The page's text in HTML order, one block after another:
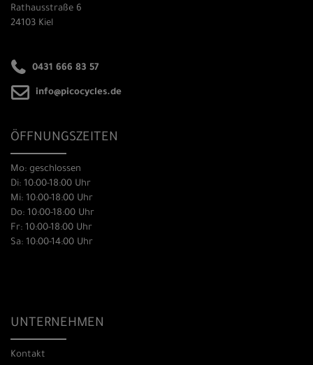
Rathausstraße 6
24103 Kiel
0431 666 83 57
info@picocycles.de
ÖFFNUNGSZEITEN
Mo: geschlossen
Di: 10:00-18:00 Uhr
Mi: 10:00-18:00 Uhr
Do: 10:00-18:00 Uhr
Fr: 10:00-18:00 Uhr
Sa: 10:00-14:00 Uhr
UNTERNEHMEN
Kontakt